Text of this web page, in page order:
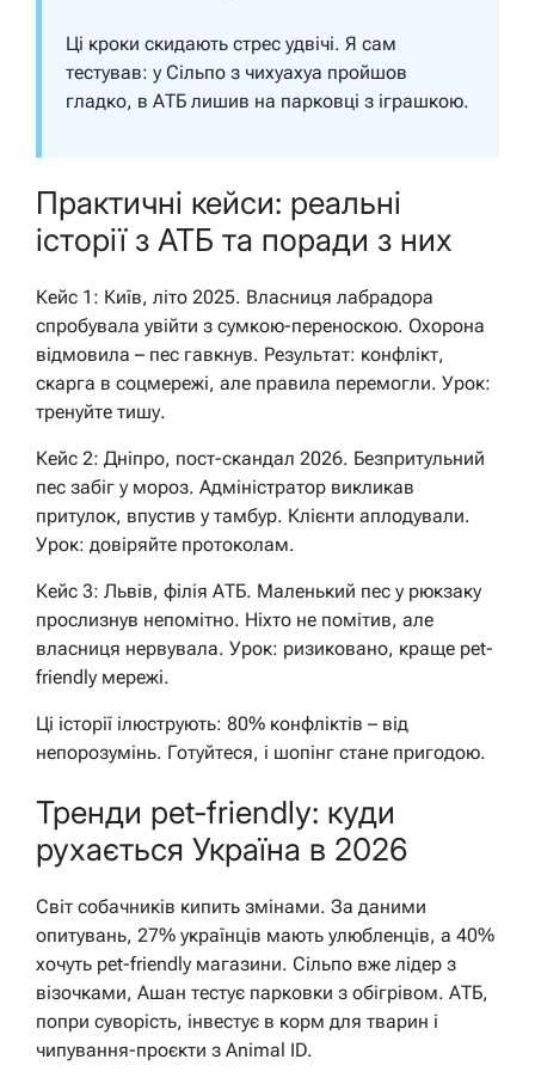
Ці кроки скидають стрес удвічі. Я сам
тестував: у Сільпо з чихуахуа пройшов
гладко, в АТБ лишив на парковці з іграшкою.
Практичні кейси: реальні
історії з АТБ та поради з них
Кейс 1: Київ, літо 2025. Власниця лабрадора
спробувала увійти з сумкою-переноскою. Охорона
відмовила – пес гавкнув. Результат: конфлікт,
скарга в соцмережі, але правила перемогли. Урок:
тренуйте тишу.
Кейс 2: Дніпро, пост-скандал 2026. Безпритульний
пес забіг у мороз. Адміністратор викликав
притулок, впустив у тамбур. Клієнти аплодували.
Урок: довіряйте протоколам.
Кейс 3: Львів, філія АТБ. Маленький пес у рюкзаку
прослизнув непомітно. Ніхто не помітив, але
власниця нервувала. Урок: ризиковано, краще pet-
friendly мережі.
Ці історії ілюструють: 80% конфліктів – від
непорозумінь. Готуйтеся, і шопінг стане пригодою.
Тренди pet-friendly: куди
рухається Україна в 2026
Світ собачників кипить змінами. За даними
опитувань, 27% українців мають улюбленців, а 40%
хочуть pet-friendly магазини. Сільпо вже лідер з
візочками, Ашан тестує парковки з обігрівом. АТБ,
попри суворість, інвестує в корм для тварин і
чипування-проєкти з Animal ID.